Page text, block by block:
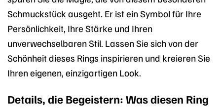
Schmuckstück ausgeht. Er ist ein Symbol für Ihre
Persönlichkeit, Ihre Stärke und Ihren
unverwechselbaren Stil. Lassen Sie sich von der
Schönheit dieses Rings inspirieren und kreieren Sie
Ihren eigenen, einzigartigen Look.
Details, die Begeistern: Was diesen Ring